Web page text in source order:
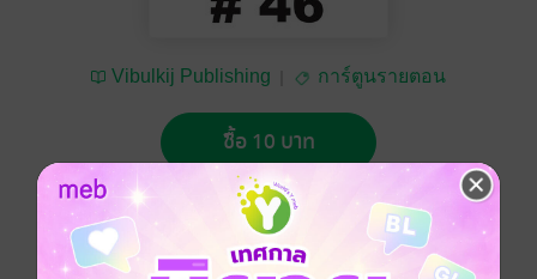
Vibulkij Publishing การ์ตูนรายตอน
ซื้อ 10 บาท
No Rating